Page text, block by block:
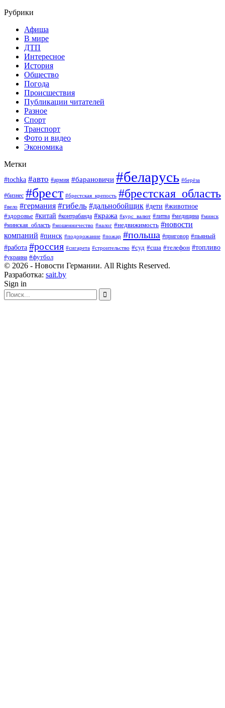
Рубрики
Афиша
В мире
ДТП
Интересное
История
Общество
Погода
Происшествия
Публикации читателей
Разное
Спорт
Транспорт
Фото и видео
Экономика
Метки
#tochka #авто #армия #барановичи #беларусь #берёза
#бизнес #брест #брестская_крепость #брестская_область
#вело #германия #гибель #дальнобойщик #дети #животное
#здоровье #китай #контрабанда #кража #курс_валют #литва #медицина #минск
#минская_область #мошенничество #налог #недвижимость #новости
компаний #пинск #подорожание #пожар #польша #приговор #пьяный
#работа #россия #сигарета #строительство #суд #сша #телефон #топливо
#украина #футбол
© 2026 - Новости Германии. All Rights Reserved.
Разработка: sait.by
Sign in